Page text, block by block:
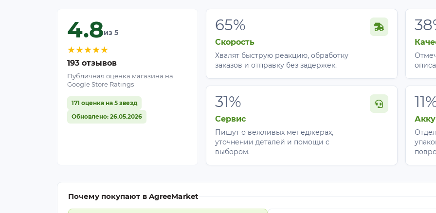
4.8из 5
★★★★★
193 отзывов
Публичная оценка магазина на
Google Store Ratings
171 оценка на 5 звезд
Обновлено: 26.05.2026
65%
Скорость
Хвалят быструю реакцию, обработку
заказов и отправку без задержек.
31%
Сервис
Пишут о вежливых менеджерах,
уточнении деталей и помощи с
выбором.
Почему покупают в AgreeMarket